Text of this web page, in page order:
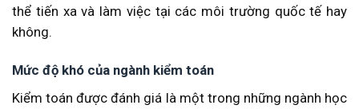
thể tiến xa và làm việc tại các môi trường quốc tế hay
không.
Mức độ khó của ngành kiểm toán
Kiểm toán được đánh giá là một trong những ngành học